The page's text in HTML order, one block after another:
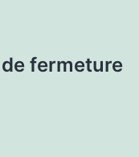
fermeture